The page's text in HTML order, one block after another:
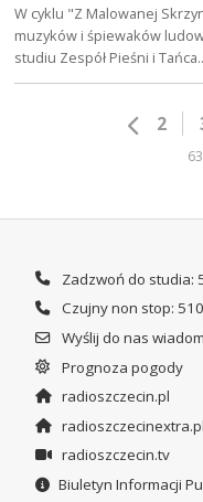
W cyklu "Z Malowanej
muzyków i śpiewaków
studiu Zespół Pieśni i
2
Zadzwoń do studia:
Czujny non stop:
Wyślij do nas
Prognoza pogody
radioszczecin.pl
radioszczecinextra.pl
radioszczecin.tv
Biuletyn Informacji